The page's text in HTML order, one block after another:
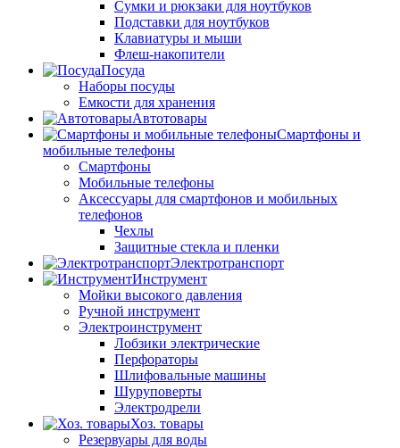
Сумки и рюкзаки для ноутбуков
Подставки для ноутбуков
Клавиатуры и мыши
Флеш-накопители
Посуда
Наборы посуды
Емкости для хранения
Автотовары
Смартфоны и
мобильные телефоны
Смартфоны
Мобильные телефоны
Аксессуары для смартфонов и мобильных
телефонов
Чехлы
Защитные стекла и пленки
Электротранспорт
Инструмент
Мойки высокого давления
Ручной инструмент
Электроинструмент
Лобзики электрические
Перфораторы
Шлифовальные машины
Шуруповерты
Электродрели
Хоз. товары
Резервуары для воды